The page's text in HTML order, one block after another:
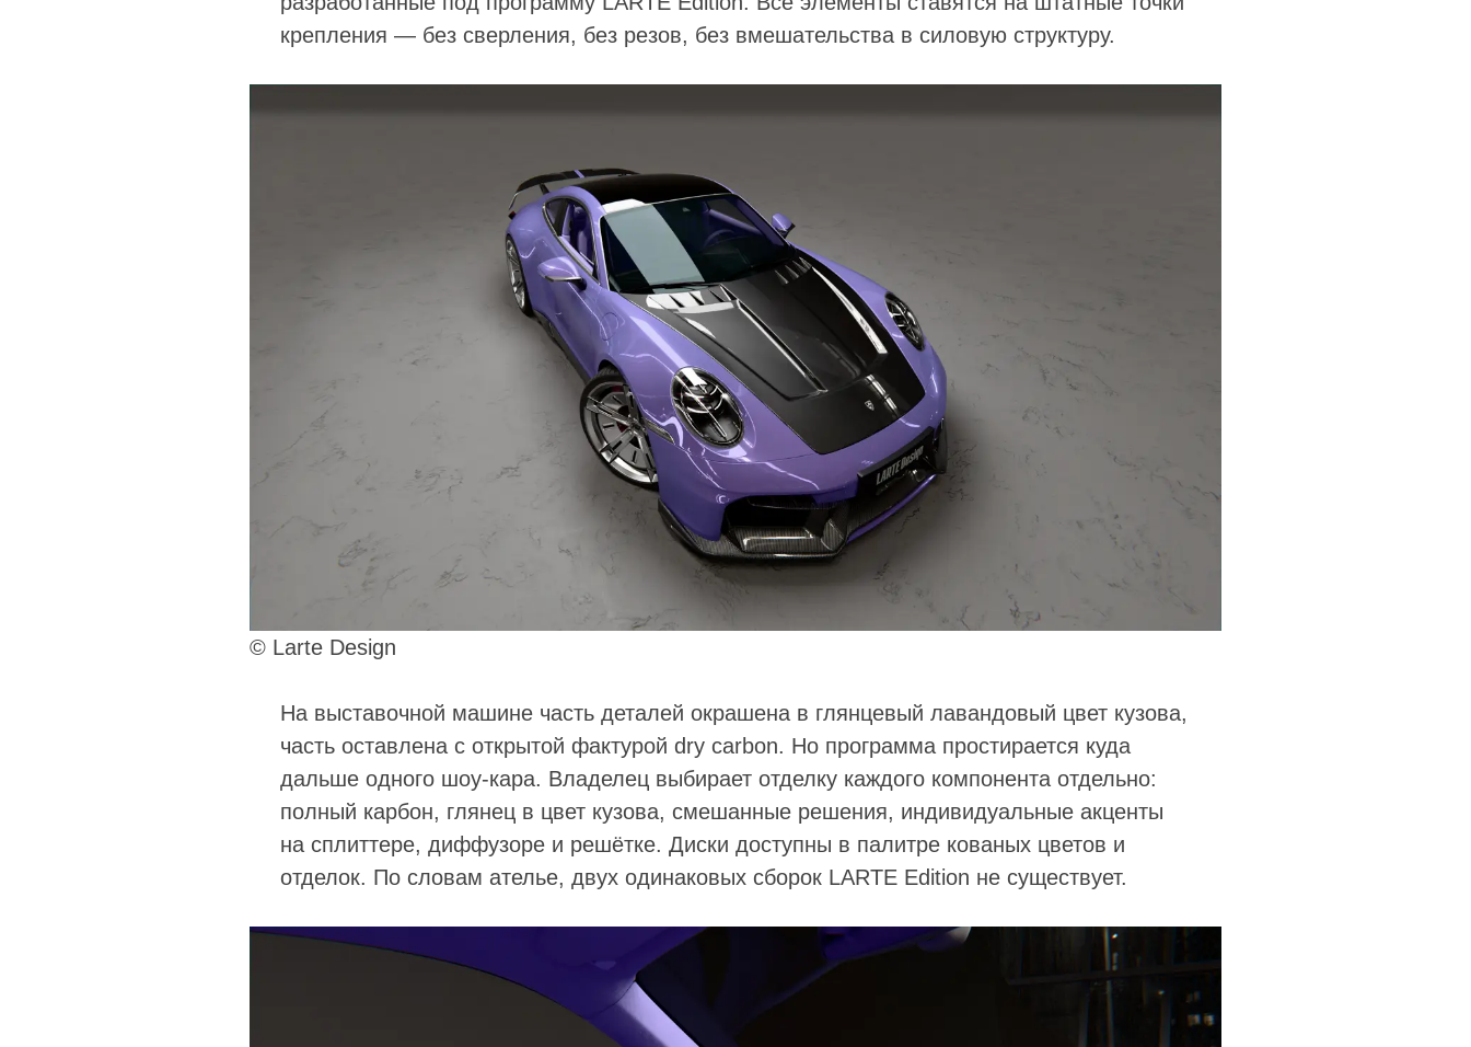
крепления — без сверления, без резов, без вмешательства в силовую структуру.
© Larte Design
На выставочной машине часть деталей окрашена в глянцевый лавандовый цвет кузова,
часть оставлена с открытой фактурой dry carbon. Но программа простирается куда
дальше одного шоу-кара. Владелец выбирает отделку каждого компонента отдельно:
полный карбон, глянец в цвет кузова, смешанные решения, индивидуальные акценты
на сплиттере, диффузоре и решётке. Диски доступны в палитре кованых цветов и
отделок. По словам ателье, двух одинаковых сборок LARTE Edition не существует.